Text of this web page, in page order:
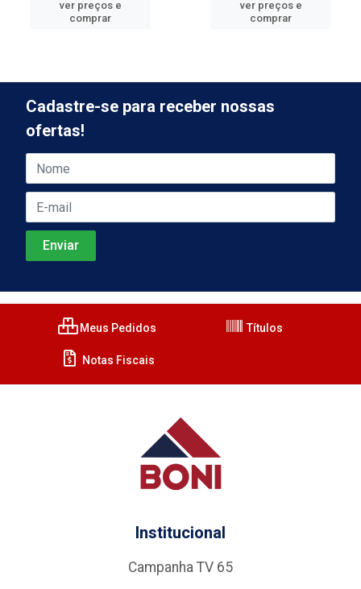
ver preços e
comprar
ver preços e
comprar
Cadastre-se para receber nossas
ofertas!
Meus Pedidos Títulos
Notas Fiscais
Institucional
Campanha TV 65